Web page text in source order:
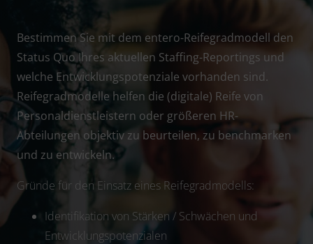
Bestimmen Sie mit dem entero-Reifegradmodell den
Status Quo Ihres aktuellen Staffing-Reportings und
welche Entwicklungspotenziale vorhanden sind.
Reifegradmodelle helfen die (digitale) Reife von
Personaldienstleistern oder größeren HR-
Abteilungen objektiv zu beurteilen, zu benchmarken
und zu entwickeln.
Gründe für den Einsatz eines Reifegradmodells:
Identifikation von Stärken / Schwächen und
Entwicklungspotenzialen